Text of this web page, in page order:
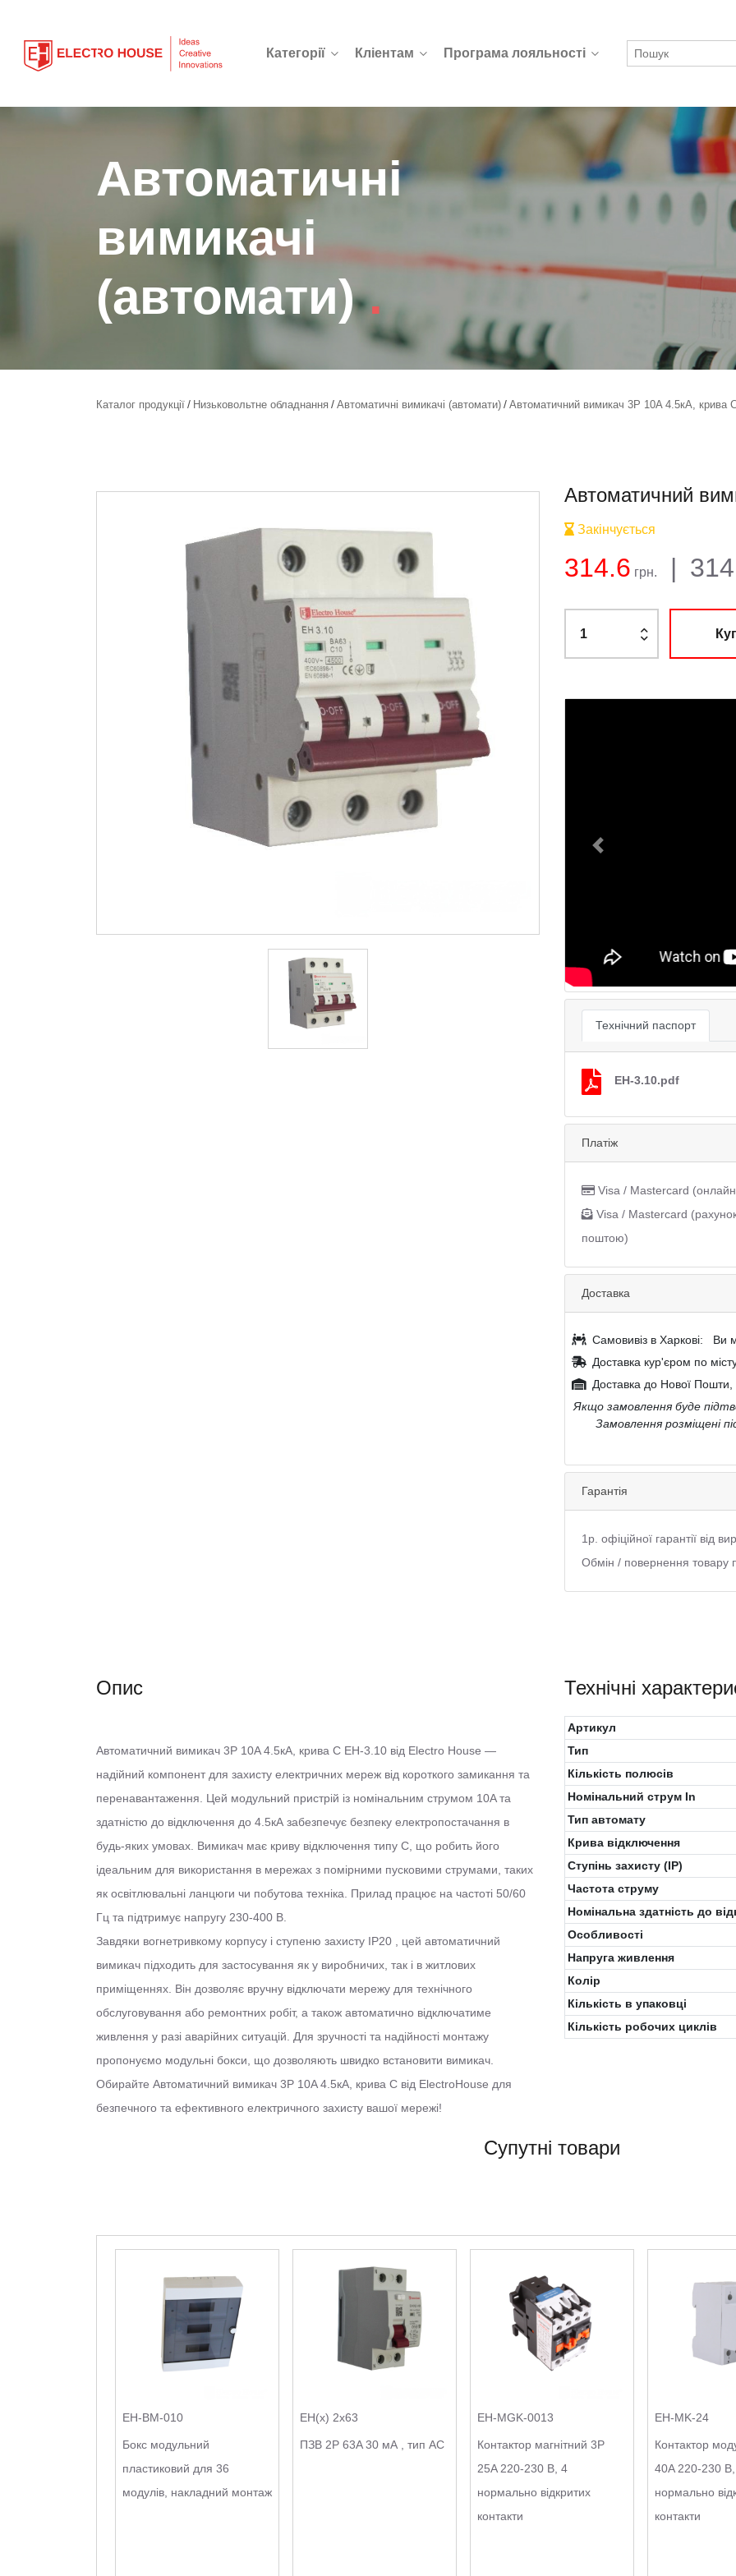
Категорії Кліентам Програма лояльності
Автоматичні
вимикачі
(автомати).
Каталог продукції Низьковольтне обладнання Автоматичні вимикачі (автомати) Автоматичний вимикач 3Р 10A 4.5кА, крива
Автоматичний
Баланс:
Закінчується
314.6 грн. |
Previous
Технічний паспорт
EH-3.10.pdf
Платіж
Visa / Mastercard
Visa / Mastercard
поштою)
Доставка
Самовивіз в Харкові:
Ви
Доставка кур'єром по
Доставка до Нової
Якщо замовлення буде
Замовлення розміщені
Гарантія
1р. офіційної гарантії від
Обмін / повернення товару
Опис
Автоматичний вимикач 3Р 10A 4.5кА, крива C EH-3.10 від Electro House —
надійний компонент для захисту електричних мереж від короткого замикання та
перенавантаження. Цей модульний пристрій із номінальним струмом 10A та
здатністю до відключення до 4.5кА забезпечує безпеку електропостачання в
будь-яких умовах. Вимикач має криву відключення типу C, що робить його
ідеальним для використання в мережах з помірними пусковими струмами, таких
як освітлювальні ланцюги чи побутова техніка. Прилад працює на частоті 50/60
Гц та підтримує напругу 230-400 В.
Завдяки вогнетривкому корпусу і ступеню захисту IP20 , цей автоматичний
вимикач підходить для застосування як у виробничих, так і в житлових
приміщеннях. Він дозволяє вручну відключати мережу для технічного
обслуговування або ремонтних робіт, а також автоматично відключатиме
живлення у разі аварійних ситуацій. Для зручності та надійності монтажу
пропонуємо модульні бокси, що дозволяють швидко встановити вимикач.
Обирайте Автоматичний вимикач 3Р 10A 4.5кА, крива C від ElectroHouse для
безпечного та ефективного електричного захисту вашої мережі!
Технічні
Артикул
Тип
Кількість полюсів
Номінальний струм In
Тип автомату
Крива відключення
Ступінь захисту (IP)
Частота струму
Номінальна здатність до
Особливості
Напруга живлення
Колiр
Кількість в упаковці
Кількість робочих циклів
Супутні товари
EH-BM-010
Бокс модульний
пластиковий для 36
модулів, накладний монтаж
EH(x) 2x63
ПЗВ 2Р 63A 30 мА , тип АС
EH-MGK-0013
Контактор магнітний 3P
25A 220-230 В, 4
нормально відкритих
контакти
EH-MK-24
Контактор
40A 220-230
нормально
контакти